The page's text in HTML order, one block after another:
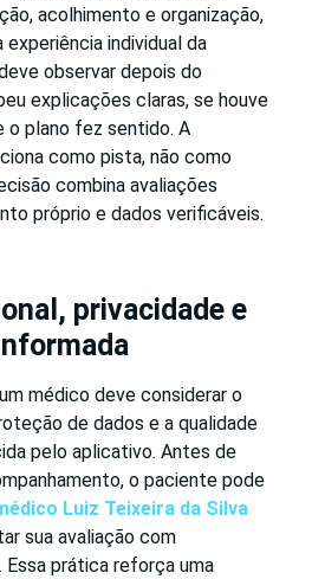
acolhimento e organização,
individual da
observar depois do
explicações claras, se houve
o plano fez sentido. A
como pista, não como
combina avaliações
próprio e dados verificáveis.
privacidade e
médico deve considerar o
de dados e a qualidade
pelo aplicativo. Antes de
o paciente pode
Luiz Teixeira da Silva
sua avaliação com
prática reforça uma